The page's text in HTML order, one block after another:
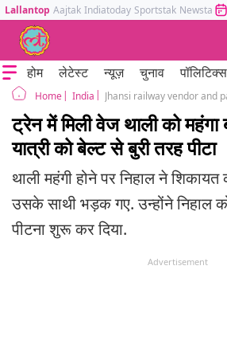
Lallantop Aajtak Indiatoday Sportstak Newstak
होम लेटेस्ट न्यूज़ चुनाव पॉलिटिक्स
Home India
ट्रेन में मिली वेज थाली को महंगा
यात्री को बेल्ट से बुरी तरह पीटा
थाली महंगी होने पर निहाल ने
उसके साथी भड़क गए. उन्होंने निहाल
पीटना शुरू कर दिया.
Advertisement